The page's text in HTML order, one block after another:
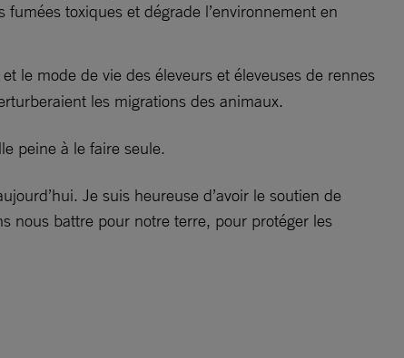
toxiques et dégrade l’environnement en
le mode de vie des éleveurs et éleveuses de rennes
les migrations des animaux.
peine à le faire seule.
Je suis heureuse d’avoir le soutien de
nous battre pour notre terre, pour protéger les